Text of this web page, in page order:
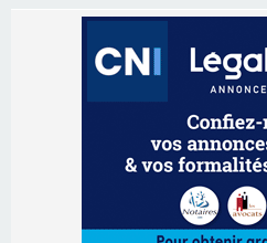
Les brèves
Biguglia : messe de la
procession le 14 août